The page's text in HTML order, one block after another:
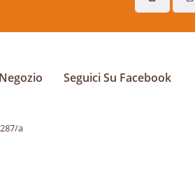
a
Seguici Su Facebook